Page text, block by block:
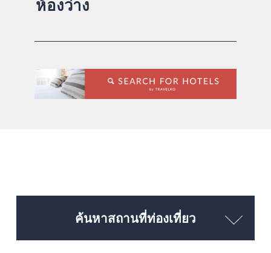
ห้องว่าง
ค้นหาสถานที่ท่องเที่ยว